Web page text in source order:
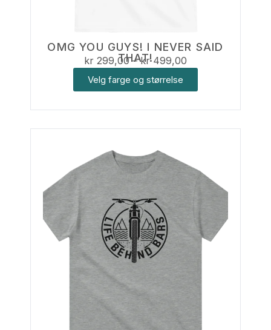
OMG YOU GUYS! I NEVER SAID
THAT!
kr 299,00 – kr499,00
Velg farge og størrelse